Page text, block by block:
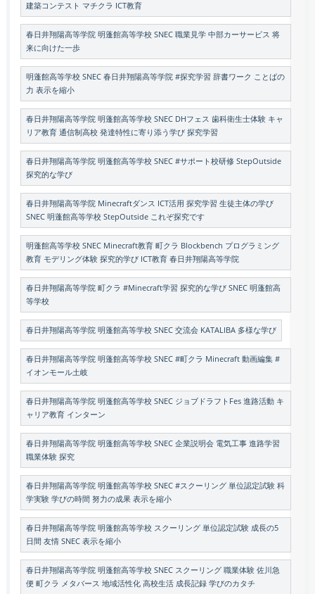
建築コンテスト マチクラ ICT教育
春日井翔陽高等学院 明蓬館高等学校 SNEC 職業見学 中部カーサービス 将
来に向けた一歩
明蓬館高等学校 SNEC 春日井翔陽高等学院 #探究学習 辞書ワーク ことばの
力 表示を縮小
春日井翔陽高等学院 明蓬館高等学校 SNEC DHフェス 歯科衛生士体験 キャ
リア教育 通信制高校 発達特性に寄り添う学び 探究学習
春日井翔陽高等学院 明蓬館高等学校 SNEC #サポート校研修 StepOutside
探究的な学び
春日井翔陽高等学院 Minecraftダンス ICT活用 探究学習 生徒主体の学び
SNEC 明蓬館高等学校 StepOutside これぞ探究です
明蓬館高等学校 SNEC Minecraft教育 町クラ Blockbench プログラミング
教育 モデリング体験 探究的学び ICT教育 春日井翔陽高等学院
春日井翔陽高等学院 町クラ #Minecraft学習 探究的な学び SNEC 明蓬館高
等学校
春日井翔陽高等学院 明蓬館高等学校 SNEC 交流会 KATALIBA 多様な学び
春日井翔陽高等学院 明蓬館高等学校 SNEC #町クラ Minecraft 動画編集 #
イオンモール土岐
春日井翔陽高等学院 明蓬館高等学校 SNEC ジョブドラフトFes 進路活動 キ
ャリア教育 インターン
春日井翔陽高等学院 明蓬館高等学校 SNEC 企業説明会 電気工事 進路学習
職業体験 探究
春日井翔陽高等学院 明蓬館高等学校 SNEC #スクーリング 単位認定試験 科
学実験 学びの時間 努力の成果 表示を縮小
春日井翔陽高等学院 明蓬館高等学校 スクーリング 単位認定試験 成長の5
日間 友情 SNEC 表示を縮小
春日井翔陽高等学院 明蓬館高等学校 SNEC スクーリング 職業体験 佐川急
便 町クラ メタバース 地域活性化 高校生活 成長記録 学びのカタチ